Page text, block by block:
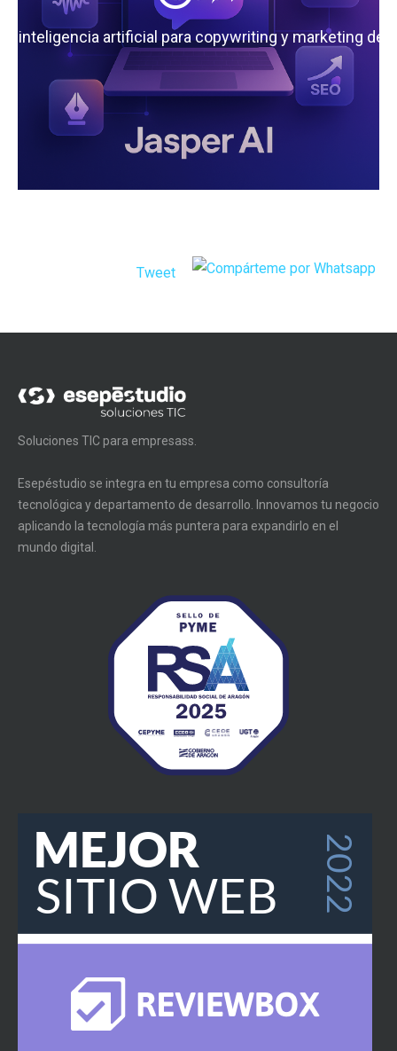
la inteligencia artificial para copywriting y marketing de
Tweet
Soluciones TIC para empresass.
Esepéstudio se integra en tu empresa como consultoría
tecnológica y departamento de desarrollo. Innovamos tu negocio
aplicando la tecnología más puntera para expandirlo en el
mundo digital.